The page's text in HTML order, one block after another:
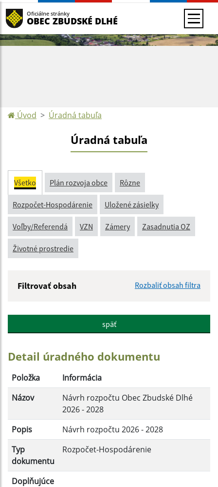
Oficiálne stránky
OBEC ZBUDSKÉ DLHÉ
Úvod Úradná tabuľa
Úradná tabuľa
Všetko Plán rozvoja obce Rôzne
Rozpočet-Hospodárenie Uložené zásielky
Voľby/Referendá VZN Zámery Zasadnutia OZ
Životné prostredie
Filtrovať obsah Rozbaliť obsah filtra
Popis:
Dátum zverejnenia do:
späť
Detail úradného dokumentu
Položka
Informácia
Názov
Návrh rozpočtu Obec Zbudské Dlhé
2026 - 2028
Popis
Návrh rozpočtu 2026 - 2028
Typ
dokumentu
Rozpočet-Hospodárenie
Doplňujúce